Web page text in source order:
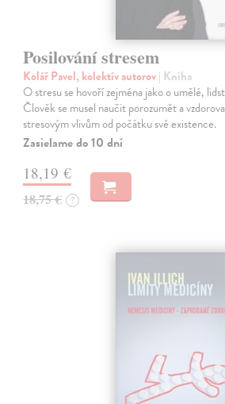
Posilování stresem
Kolář Pavel, kolektív autorov| Kniha
O stresu se hovoří zejména jako o umělé,
Člověk se musel naučit porozumět a
stresovým vlivům od počátku své existence.
Zasielame do 10 dní
18,19 €
18,75 € ?